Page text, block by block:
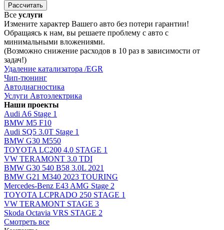
Рассчитать
Все услуги
Измените характер Вашего авто без потери гарантии!
Обращаясь к нам, вы решаете проблему с авто с
минимальными вложениями.
(Возможно снижение расходов в 10 раз в зависимости от
задач!)
Удаление катализатора /EGR
Чип-тюнинг
Автодиагностика
Услуги Автоэлектрика
Наши проекты
Audi A6 Stage 1
BMW M5 F10
Audi SQ5 3.0T Stage 1
BMW G30 M550
TOYOTA LC200 4.0 STAGE 1
VW TERAMONT 3.0 TDI
BMW G30 540 B58 3.0L 2021
BMW G21 M340 2023 TOURING
Mercedes-Benz E43 AMG Stage 2
TOYOTA LCPRADO 250 STAGE 1
VW TERAMONT STAGE 3
Skoda Octavia VRS STAGE 2
Смотреть все